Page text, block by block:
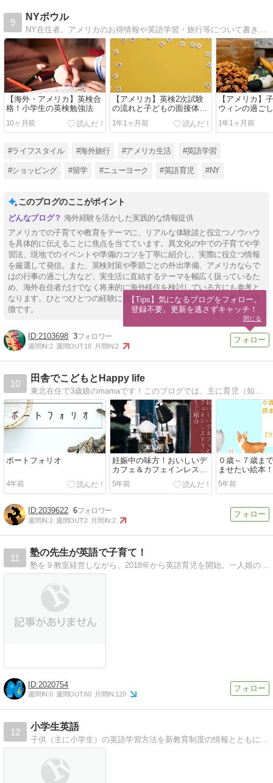
9
NYボウル
NY在住者。アメリカのお得情報や英語学習・旅行等について書きます。NYのコミュニティーカレッジ卒業
【海外・アメリカ】英検合
格！小学生の英検勉強法
10ヶ月前
【アメリカ】英検2次試験
の流れと子どもの面接体験
談
1年1ヶ月前
【アメリカ】
ウィンの過ご
仕方
1年1ヶ月前
#ライフスタイル #海外旅行 #アメリカ生活 #英語学習
#ショッピング #留学 #ニューヨーク #英語育児 #NY
このブログのここがポイント
海外経験を活かした実践的な情報提供
アメリカでの子育てや教育をテーマに、リアルな体験談と役立つノウハウ
を具体的に伝えることに焦点を当てています。異文化の中での子育てや学
習法、現地でのイベントや準備のコツを丁寧に紹介し、実際に役立つ情報
を厳選して発信。また、英検対策や季節ごとの外出準備、アメリカならで
はの行事の過ごし方など、実生活に直結するテーマを幅広く扱っているた
め、海外在住者だけでなく将来的に海外移住を検討している方にも参考と
なります。ひとつひとつの経験に裏打ちされた具体性と親しみやすさが特
徴です。
2103698 3
週間IN:2 週間OUT:18 月間IN:2
10
田舎でこどもとHappy life
ポートフォリオ
4年前
妊娠中の味方！おいしいデ
カフェ＆カフェインレスド
リンクをご紹介
5年前
０歳～７歳ま
ませたい絵本
【ワールドラ
がおすすめ
5年前
2039622 6
週間IN:2 週間OUT:2 月間IN:2
11
塾の先生が英語で子育て！
塾を９教室経営しながら、2018年から英語育児を開始。一人娘のためにと英語に目覚め、英語で子育てに奮闘中！娘と一緒に英語の学び直し中！成績が上がる勉強方法もご紹介！
2020754
週間IN:0 週間OUT:60 月間IN:120
12
小学生英語
子供（主に小学生）の英語学習方法を新教育制度の情報とともに…
【Tips】気になるブログをフォロー。
登録不要。更新を逃さずキャッチ！
閉じる